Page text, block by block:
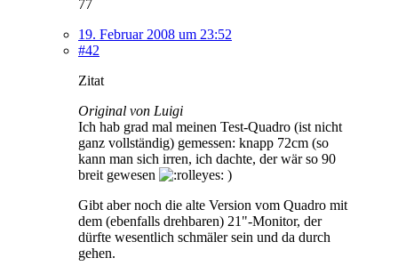
77
19. Februar 2008 um 23:52
#42
Zitat
Original von Luigi
Ich hab grad mal meinen Test-Quadro (ist nicht
ganz vollständig) gemessen: knapp 72cm (so
kann man sich irren, ich dachte, der wär so 90
breit gewesen
)
Gibt aber noch die alte Version vom Quadro mit
dem (ebenfalls drehbaren) 21"-Monitor, der
dürfte wesentlich schmäler sein und da durch
gehen.